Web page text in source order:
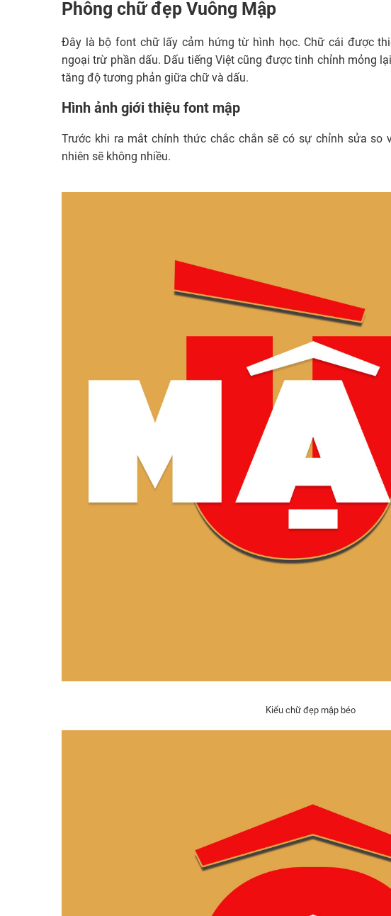
Phông chữ đẹp Vuông Mập
Đây là bộ font chữ lấy cảm hứng từ hình học. Chữ cái được
ngoại trừ phần dấu. Dấu tiếng Việt cũng được tinh chỉnh mỏng
tăng độ tương phản giữa chữ và dấu.
Hình ảnh giới thiệu font mập
Trước khi ra mắt chính thức chắc chắn sẽ có sự chỉnh sửa so
nhiên sẽ không nhiều.
Kiểu chữ đẹp mập béo